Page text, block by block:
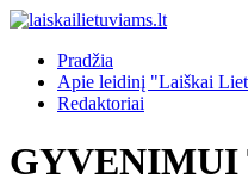
Pradžia
Apie leidinį "Laiškai
Redaktoriai